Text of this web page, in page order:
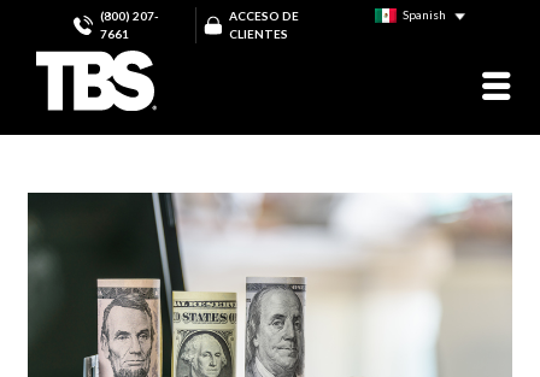
(800) 207-
7661
ACCESO DE
CLIENTES
Spanish